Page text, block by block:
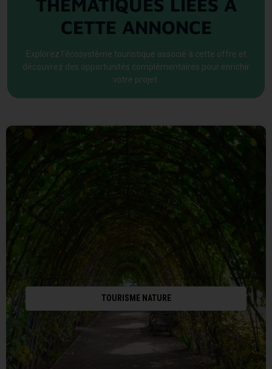
CETTE ANNONCE
Explorez l'écosystème touristique associé à cette offre et
découvrez des opportunités complémentaires pour enrichir
votre projet.
TOURISME NATURE